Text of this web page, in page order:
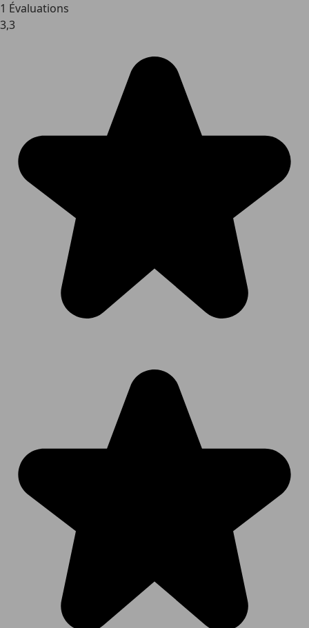
1 Évaluations
3,3